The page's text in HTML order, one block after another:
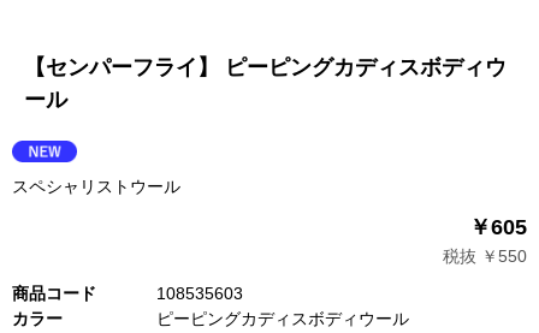
【センパーフライ】 ピーピングカディスボディウ
ール
スペシャリストウール
￥605
税抜 ￥550
商品コード
108535603
カラー
ピーピングカディスボディウール